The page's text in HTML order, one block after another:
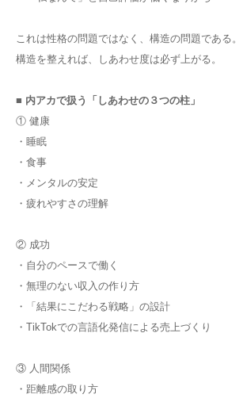
これは性格の問題ではなく、構造の問題である。
構造を整えれば、しあわせ度は必ず上がる。
■ 内アカで扱う「しあわせの３つの柱」
① 健康
・睡眠
・食事
・メンタルの安定
・疲れやすさの理解
② 成功
・自分のペースで働く
・無理のない収入の作り方
・「結果にこだわる戦略」の設計
・TikTokでの言語化発信による売上づくり
③ 人間関係
・距離感の取り方